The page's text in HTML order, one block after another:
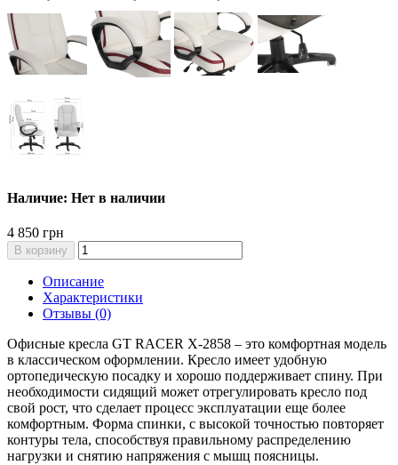
Наличие: Нет в наличии
4 850 грн
В корзину
Описание
Характеристики
Отзывы (0)
Офисные кресла GT RACER X-2858 – это комфортная модель
в классическом оформлении. Кресло имеет удобную
ортопедическую посадку и хорошо поддерживает спину. При
необходимости сидящий может отрегулировать кресло под
свой рост, что сделает процесс эксплуатации еще более
комфортным. Форма спинки, с высокой точностью повторяет
контуры тела, способствуя правильному распределению
нагрузки и снятию напряжения с мышц поясницы.